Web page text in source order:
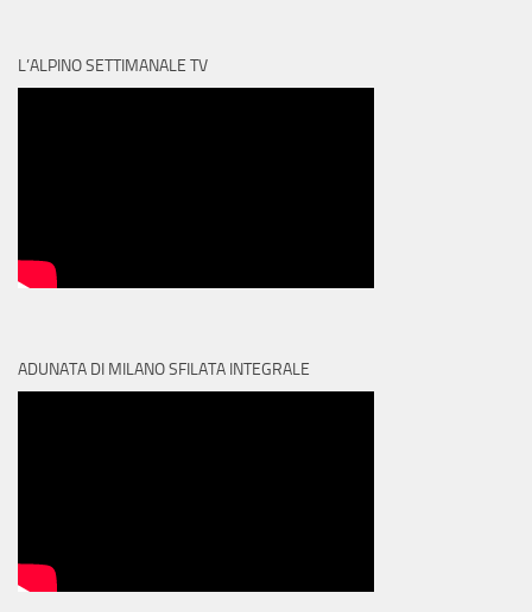
L’ALPINO SETTIMANALE TV
ADUNATA DI MILANO SFILATA INTEGRALE